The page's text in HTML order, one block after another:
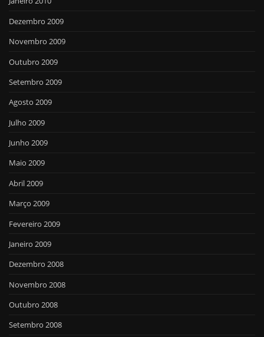
Dezembro 2009
Novembro 2009
Outubro 2009
Setembro 2009
Agosto 2009
Julho 2009
Junho 2009
Maio 2009
Abril 2009
Março 2009
Fevereiro 2009
Janeiro 2009
Dezembro 2008
Novembro 2008
Outubro 2008
Setembro 2008